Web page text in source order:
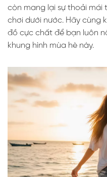
còn mang lại sự thoải
chơi dưới nước. Hãy cùng
đồ cực chất để bạn luôn
khung hình mùa hè này.